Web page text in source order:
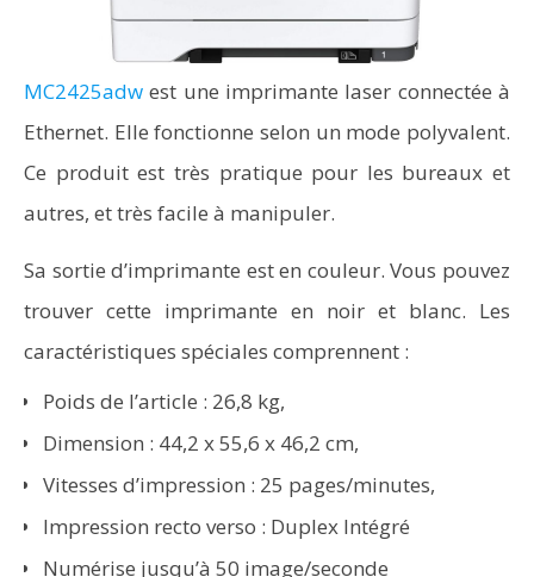
MC2425adw est une imprimante laser connectée à
Ethernet. Elle fonctionne selon un mode polyvalent.
Ce produit est très pratique pour les bureaux et
autres, et très facile à manipuler.
Sa sortie d’imprimante est en couleur. Vous pouvez
trouver cette imprimante en noir et blanc. Les
caractéristiques spéciales comprennent :
Poids de l’article : 26,8 kg,
Dimension : 44,2 x 55,6 x 46,2 cm,
Vitesses d’impression : 25 pages/minutes,
Impression recto verso : Duplex Intégré
Numérise jusqu’à 50 image/seconde